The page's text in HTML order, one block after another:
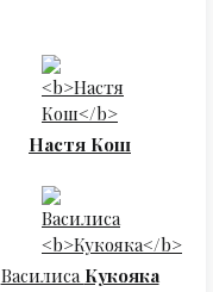
Настя Кош
Василиса Кукояка